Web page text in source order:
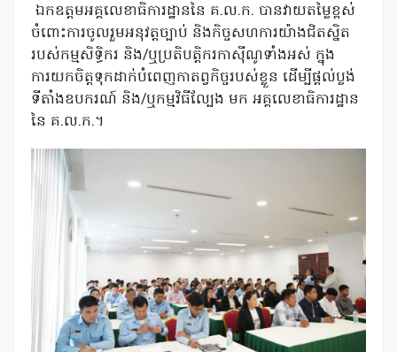
ឯកឧត្តមអគ្គលេខាធិការដ្ឋាននៃ គ.ល.ក. បានវាយតម្លៃខ្ពស់
ចំពោះការចូលរួមអនុវត្តច្បាប់ និងកិច្ចសហការយ៉ាងជិតស្និត
របស់កម្មសិទ្ធិករ និង/ឬប្រតិបត្តិករកាស៊ីណូទាំងអស់ ក្នុង
ការយកចិត្តទុកដាក់បំពេញកាតព្វកិច្ចរបស់ខ្លួន ដើម្បីផ្តល់ប្លង់
ទីតាំងឧបករណ៍ និង/ឬកម្មវិធីល្បែង មក អគ្គលេខាធិការដ្ឋាន
នៃ គ.ល.ក.។